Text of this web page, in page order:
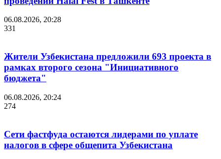
06.08.2026, 20:28
331
Жители Узбекистана предложили 693 проекта в
рамках второго сезона "Инициативного
бюджета"
06.08.2026, 20:24
274
Сети фастфуда остаются лидерами по уплате
налогов в сфере общепита Узбекистана